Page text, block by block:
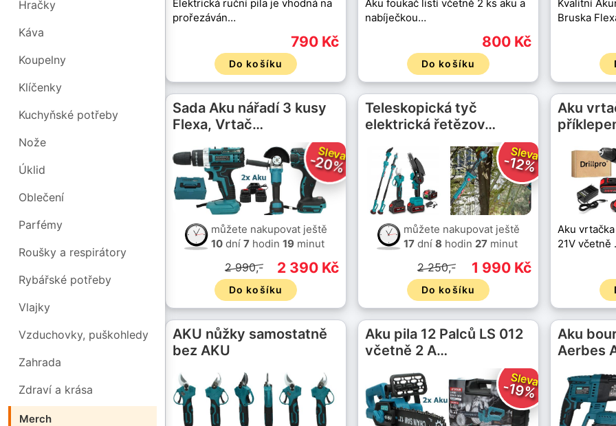
Hračky
Káva
Koupelny
Klíčenky
Kuchyňské potřeby
Nože
Úklid
Oblečení
Parfémy
Roušky a respirátory
Rybářské potřeby
Vlajky
Vzduchovky, puškohledy
Zahrada
Zdraví a krása
Merch
Elektrická ruční pila je vhodná na
prořezáván…
790 Kč
Do košíku
Aku foukač listí včetně 2 ks aku a
nabíječkou…
800 Kč
Do košíku
Kvalitní
Bruska
Sada Aku nářadí 3 kusy
Flexa, Vrtač…
Sleva
-20%
můžete nakupovat ještě
10 dní 7 hodin 19 minut
2 390 Kč
2 990,-
Do košíku
Teleskopická tyč
elektrická řetězov…
Sleva
-12%
můžete nakupovat ještě
17 dní 8 hodin 27 minut
1 990 Kč
2 250,-
Do košíku
Aku
Aku
21V včetně
AKU nůžky samostatně
bez AKU
Aku pila 12 Palců LS 012
včetně 2 A…
Sleva
-19%
Aku
Aerbes